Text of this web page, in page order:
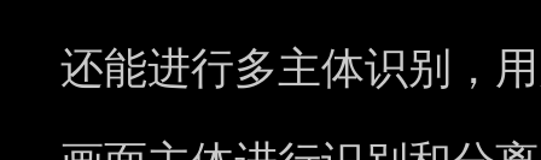
还能进行多主体识别，